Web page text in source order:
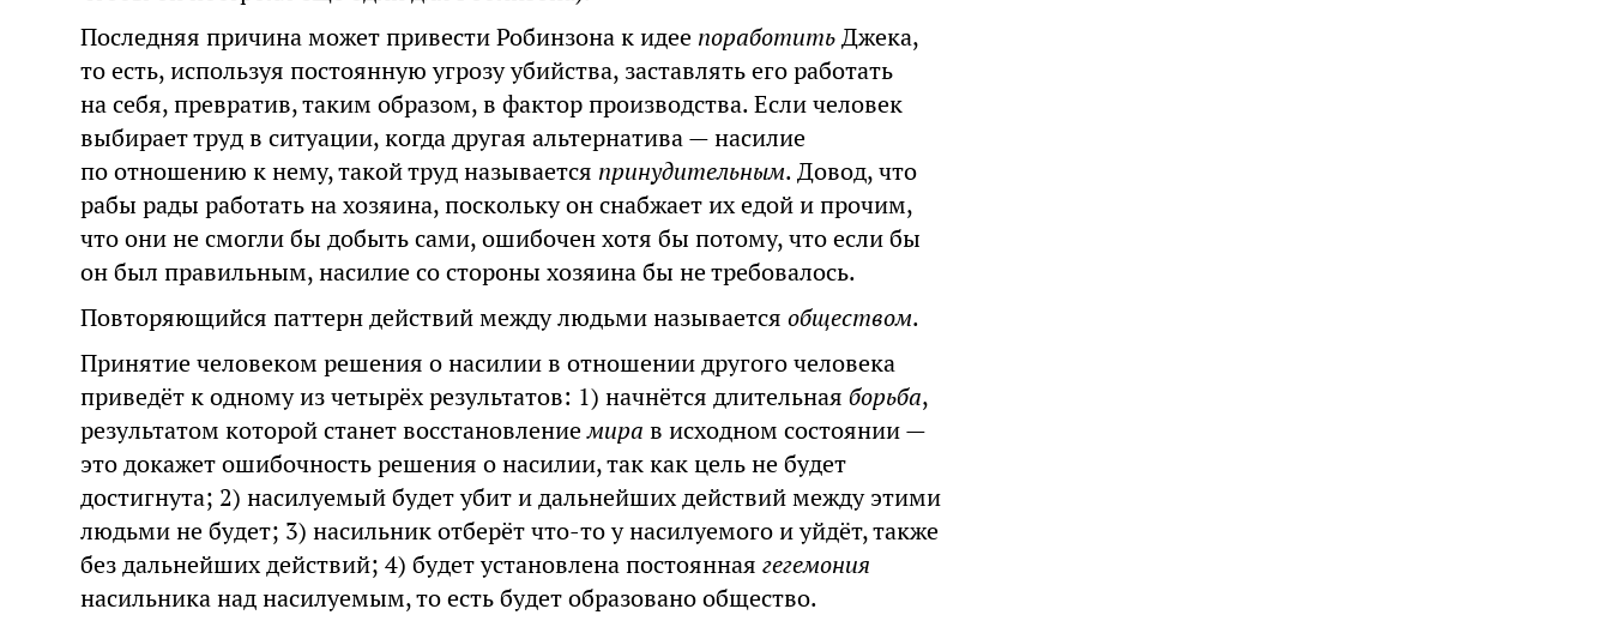
Последняя причина может привести Робинзона к идее поработитьДжека,
то есть, используя постоянную угрозу убийства, заставлять его работать
на себя, превратив, таким образом, в фактор производства. Если человек
выбирает труд в ситуации, когда другая альтернатива — насилие
по отношению к нему, такой труд называется принудительным. Довод, что
рабы рады работать на хозяина, поскольку он снабжает их едой и прочим,
что они не смогли бы добыть сами, ошибочен хотя бы потому, что если бы
он был правильным, насилие со стороны хозяина бы не требовалось.
Повторяющийся паттерн действий между людьми называется обществом.
Принятие человеком решения о насилии в отношении другого человека
приведёт к одному из четырёх результатов: 1) начнётся длительная борьба,
результатом которой станет восстановлениемира в исходном состоянии —
это докажет ошибочность решения о насилии, так как цель не будет
достигнута; 2) насилуемый будет убит и дальнейших действий между этими
людьми не будет; 3) насильник отберёт что-то у насилуемого и уйдёт, также
без дальнейших действий; 4) будет установлена постоянная гегемония
насильника над насилуемым, то есть будет образовано общество.